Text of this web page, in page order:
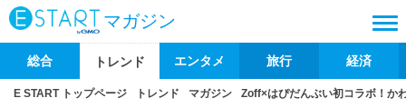
マガジン
総合 トレンド エンタメ 旅行 経済
E START トップページ トレンド マガジン Zoff×はぴだんぶい初コラボ！か